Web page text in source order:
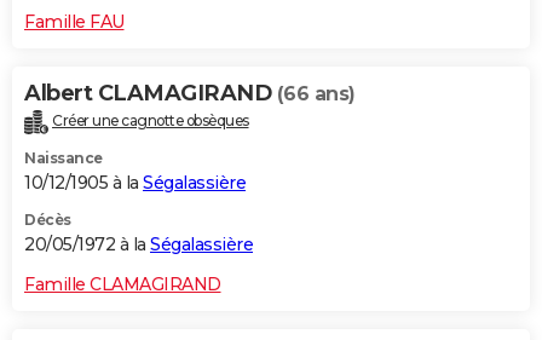
Famille FAU
Albert CLAMAGIRAND (66 ans)
Créer une cagnotte obsèques
Naissance
10/12/1905 à la Ségalassière
Décès
20/05/1972 à la Ségalassière
Famille CLAMAGIRAND